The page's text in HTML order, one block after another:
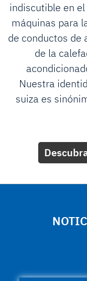
indiscutible en
máquinas para
de conductos de
de la
Nuestra
suiza es